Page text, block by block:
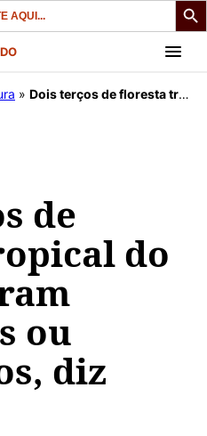
» Dois terços de floresta tropical do mundo foram destruídos ou degradados, diz ONG
de
do
ou
diz